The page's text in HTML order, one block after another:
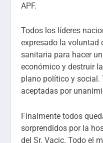
APF.
Todos los líderes
expresado la voluntad
sanitaria para hacer
económico y destruir
plano político y social.
aceptadas por
Finalmente todos
sorprendidos por la
del Sr. Vacic. Todo el